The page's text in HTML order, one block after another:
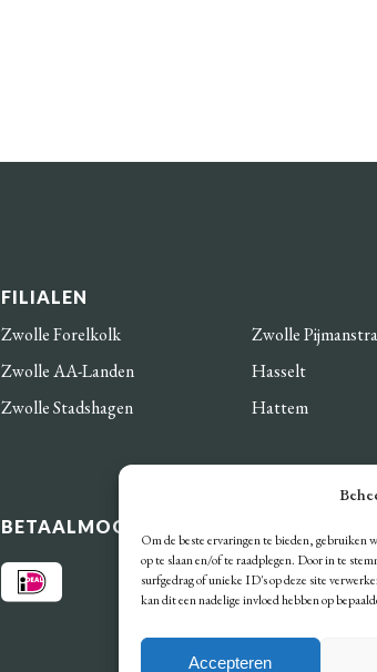
Om de beste ervaringen te bieden, gebruiken
op te slaan en/of te raadplegen. Door in te
surfgedrag of unieke ID's op deze site
kan dit een nadelige invloed hebben op
Accepteren
FILIALEN
Zwolle Forelkolk
Zwolle
Zwolle AA-Landen
Hasselt
Zwolle Stadshagen
Hattem
BETAALMOGELIJKHEDEN